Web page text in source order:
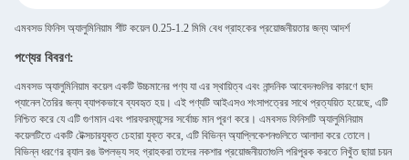
এমবসড ফিনিস অ্যালুমিনিয়াম শীট কয়েল 0.25-1.2 মিমি বেধ গ্রাহকের প্রয়োজনীয়তার জন্য আদর্শ
পণ্যের বিবরণ:
এমবসড অ্যালুমিনিয়াম কয়েল একটি উচ্চমানের পণ্য যা এর স্থায়িত্ব এবং নান্দনিক আবেদনগুলির কারণে ছাদ
প্যানেল তৈরির জন্য ব্যাপকভাবে ব্যবহৃত হয়। এই পণ্যটি আইএসও শংসাপত্রের সাথে প্রত্যয়িত হয়েছে, এটি
নিশ্চিত করে যে এটি গুণমান এবং পারফরম্যান্সের সর্বোচ্চ মান পূরণ করে। এমবসড ফিনিসটি অ্যালুমিনিয়াম
কয়েলটিতে একটি টেক্সচারযুক্ত চেহারা যুক্ত করে, এটি বিভিন্ন অ্যাপ্লিকেশনগুলিতে আলাদা করে তোলে।
বিভিন্ন ধরণের র‌্যাল রঙ উপলভ্য সহ গ্রাহকরা তাদের নকশার প্রয়োজনীয়তাগুলি পরিপূরক করতে নিখুঁত ছায়া চয়ন